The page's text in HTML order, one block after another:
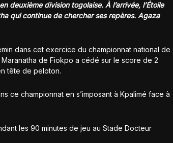
deuxième division togolaise. À l’arrivée, l’Étoile
qui continue de chercher ses repères. Agaza
dans cet exercice du championnat national de
de Fiokpo a cédé sur le score de 2
tête de peloton.
ce championnat en s’imposant à Kpalimé face à
les 90 minutes de jeu au Stade Docteur